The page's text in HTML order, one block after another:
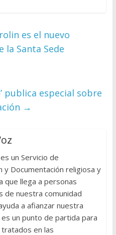
es el nuevo
la Santa Sede
publica especial sobre
→
un Servicio de
y Documentación religiosa y
que llega a personas
de nuestra comunidad
a afianzar nuestra
un punto de partida para
en las